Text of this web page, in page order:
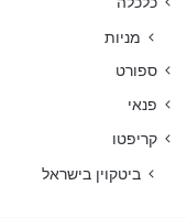
מניות
ספורט
פנאי
קריפטו
ביטקוין בישראל